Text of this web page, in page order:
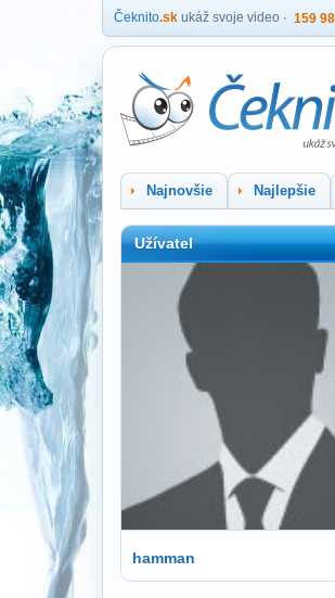
Čeknito.sk ukáž svoje video 159
Najnovšie Najlepšie
Užívatel
hamman